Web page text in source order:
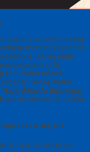
serta di amerika serikat
menempatkan tali
utama pada
(s2)
kiri. Warna tassel
SMA) warna
Wisuda Sijunjung
warna sekolah itu (color
anak & sarjana
warna tasselnya,